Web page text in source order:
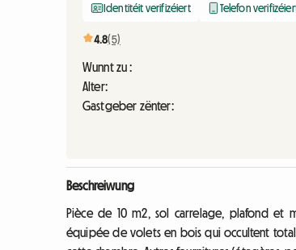
Identitéit verifizéiert Telefon
4.8(5)
Wunnt zu :
Alter:
Gastgeber zënter:
Beschreiwung
Pièce de 10 m2, sol carrelage, plafond et
équipée de volets en bois qui occultent